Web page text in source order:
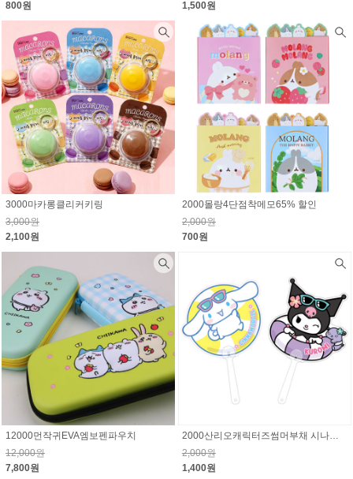
800원 1,500원
3000마카롱클리커키링
3,000원
2,100원
2000몰랑4단점착메모65% 할인
2,000원
700원
12000먼작귀EVA엠보펜파우치
12,000원
7,800원
2000산리오캐릭터즈썸머부채 시나모롤,투로미 선택1
2,000원
1,400원